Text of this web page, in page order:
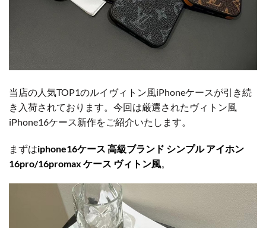
当店の人気TOP1のルイヴィトン風iPhoneケースが引き続
き入荷されております。今回は厳選されたヴィトン風
iPhone16ケース新作をご紹介いたします。
まずはiphone16ケース 高級ブランド シンプル アイホン
16pro/16promax ケース ヴィトン風。